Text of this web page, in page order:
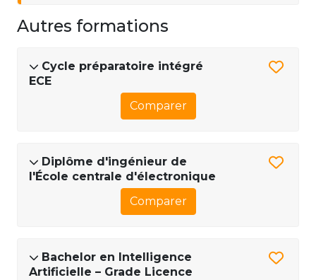
Autres formations
Cycle préparatoire intégré
ECE
Comparer
Diplôme d'ingénieur de
l'École centrale d'électronique
Comparer
Bachelor en Intelligence
Artificielle – Grade Licence